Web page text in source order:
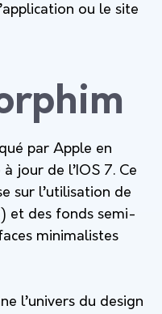
ou le site
par Apple en
jour de l’IOS 7. Ce
sur l’utilisation de
et des fonds semi-
minimalistes
l’univers du design